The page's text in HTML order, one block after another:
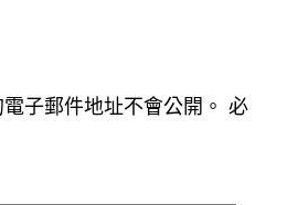
子郵件地址不會公開。 必